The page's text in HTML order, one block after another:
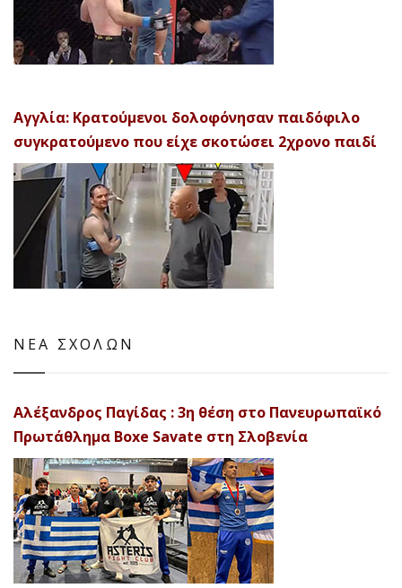
Αγγλία: Κρατούμενοι δολοφόνησαν παιδόφιλο
συγκρατούμενο που είχε σκοτώσει 2χρονο παιδί
ΝΕΑ ΣΧΟΛΩΝ
Αλέξανδρος Παγίδας : 3η θέση στο Πανευρωπαϊκό
Πρωτάθλημα Boxe Savate στη Σλοβενία